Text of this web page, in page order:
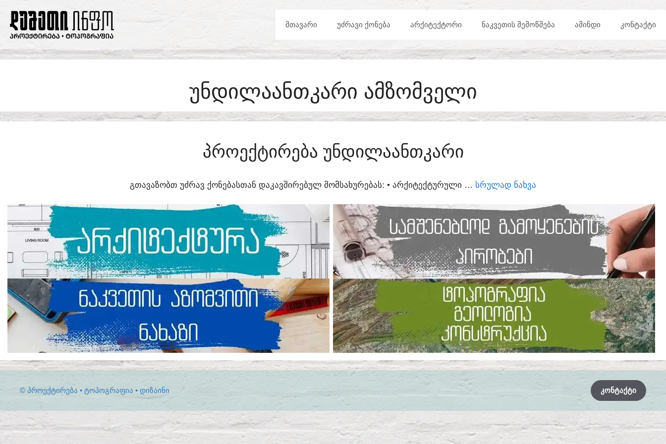
CONTENT
ᲛᲗᲐᲕᲐᲠᲘ ᲣᲫᲠᲐᲕᲘ ᲥᲝᲜᲔᲑᲐ ᲐᲠᲥᲘᲢᲔᲥᲢᲝᲠᲘ ᲜᲐᲙᲕᲔᲗᲘᲡ ᲨᲔᲛᲝᲬᲛᲔᲑᲐ ᲐᲛᲘᲜᲓᲘ ᲙᲝᲜᲢᲐᲥᲢᲘ
ᲣᲜᲓᲘᲚᲐᲐᲜᲗᲙᲐᲠᲘ ᲐᲛᲖᲝᲛᲕᲔᲚᲘ
ᲞᲠᲝᲔᲥᲢᲘᲠᲔᲑᲐ ᲣᲜᲓᲘᲚᲐᲐᲜᲗᲙᲐᲠᲘ
ᲒᲗᲐᲕᲐᲖᲝᲑᲗ ᲣᲫᲠᲐᲕ ᲥᲝᲜᲔᲑᲐᲡᲗᲐᲜ ᲓᲐᲙᲐᲕᲨᲘᲠᲔᲑᲣᲚ ᲛᲝᲛᲡᲐᲮᲣᲠᲔᲑᲐᲡ:​ • ᲐᲠᲥᲘᲢᲔᲥᲢᲣᲠᲣᲚᲘ … ᲡᲠᲣᲚᲐᲓ ᲜᲐᲮᲕᲐ
ᲙᲝᲜᲢᲐᲥᲢᲘ
© ᲞᲠᲝᲔᲥᲢᲘᲠᲔᲑᲐ • ᲢᲝᲞᲝᲒᲠᲐᲤᲘᲐ • ᲓᲘᲖᲐᲘᲜᲘ